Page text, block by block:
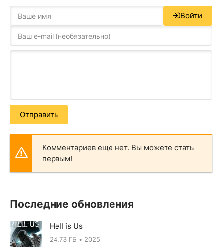
Войти
Отправить
Комментариев еще нет. Вы можете стать
первым!
Последние обновления
Hell is Us
24.73 ГБ 2025